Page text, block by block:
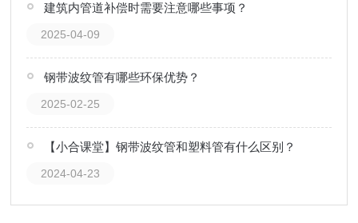
建筑内管道补偿时需要注意哪些事项？
2025-04-09
钢带波纹管有哪些环保优势？
2025-02-25
【小合课堂】钢带波纹管和塑料管有什么区别？
2024-04-23